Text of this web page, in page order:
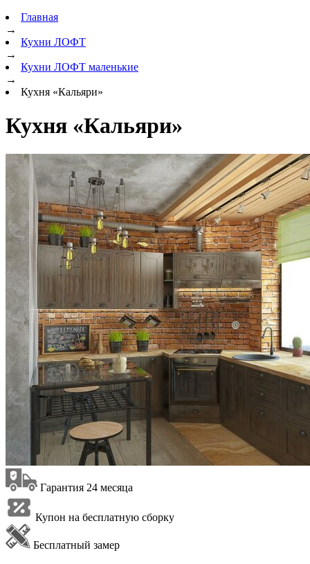
Главная
→
Кухни ЛОФТ
→
Кухни ЛОФТ маленькие
→
Кухня «Кальяри»
Кухня «Кальяри»
Гарантия 24 месяца
Купон на бесплатную сборку
Бесплатный замер